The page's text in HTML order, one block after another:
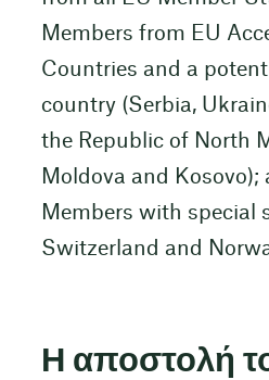
Members from EU
Countries and a
country (Serbia,
the Republic of North
Moldova and Kosovo);
Members with special
Switzerland and
Η αποστολή